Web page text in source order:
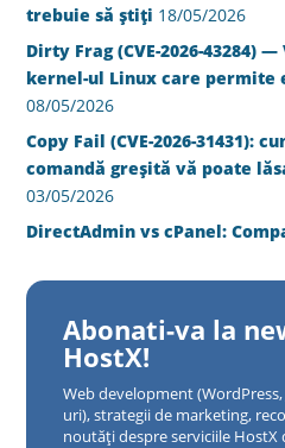
trebuie să știți 18/05/2026
Dirty Frag (CVE-2026-
kernel-ul Linux care permite
08/05/2026
Copy Fail (CVE-2026-31431):
comandă greșită vă poate
03/05/2026
DirectAdmin vs cPanel:
Abonati-va la
HostX!
Web development
uri), strategii de marketing,
noutăți despre serviciile